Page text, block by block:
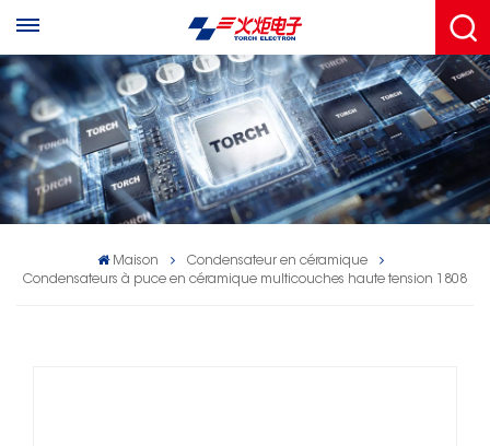
Maison
Condensateur en céramique
Condensateurs à puce en céramique multicouches haute tension 1808